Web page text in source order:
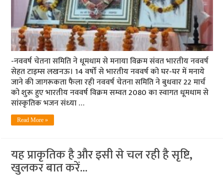
-नववर्ष चेतना समिति ने धूमधाम से मनाया विक्रम संवत भारतीय नववर्ष
सेहत टाइम्‍स लखनऊ। 14 वर्षों से भारतीय नववर्ष को घर-घर में मनाये
जाने की जागरूकता फैला रही नववर्ष चेतना समिति ने बुधवार 22 मार्च
को शुरू हुए भारतीय नववर्ष विक्रम सम्‍वत 2080 का स्‍वागत धूमधाम से
सांस्‍कृतिक भजन संध्‍या …
Read More »
यह प्राकृतिक है और इसी से चल रही है सृष्टि,
खुलकर बात करें…